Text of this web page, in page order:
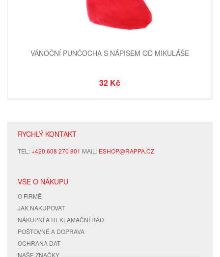
VÁNOČNÍ PUNČOCHA S NÁPISEM OD MIKULÁŠE
32 Kč
RYCHLÝ KONTAKT
TEL:+420 608 270 801 MAIL: ESHOP@RAPPA.CZ
VŠE O NÁKUPU
O FIRMĚ
JAK NAKUPOVAT
NÁKUPNÍ A REKLAMAČNÍ ŘÁD
POŠTOVNÉ A DOPRAVA
OCHRANA DAT
NAŠE ZNAČKY